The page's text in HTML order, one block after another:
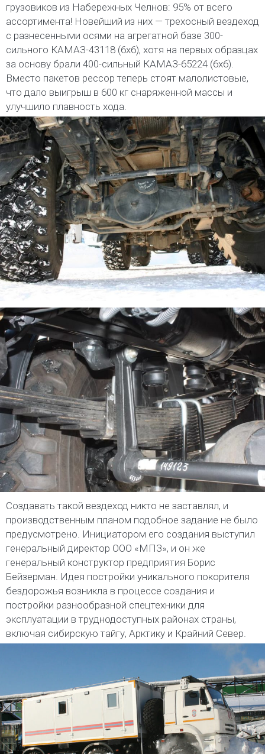
грузовиков из Набережных Челнов: 95% от всего
ассортимента! Новейший из них — трехосный вездеход
с разнесенными осями на агрегатной базе 300-
сильного КАМАЗ-43118 (6х6), хотя на первых образцах
за основу брали 400-сильный КАМАЗ-65224 (6х6).
Вместо пакетов рессор теперь стоят малолистовые,
что дало выигрыш в 600 кг снаряженной массы и
улучшило плавность хода.
Создавать такой вездеход никто не заставлял, и
производственным планом подобное задание не было
предусмотрено. Инициатором его создания выступил
генеральный директор ООО «МПЗ», и он же
генеральный конструктор предприятия Борис
Бейзерман. Идея постройки уникального покорителя
бездорожья возникла в процессе создания и
постройки разнообразной спецтехники для
эксплуатации в труднодоступных районах страны,
включая сибирскую тайгу, Арктику и Крайний Север.